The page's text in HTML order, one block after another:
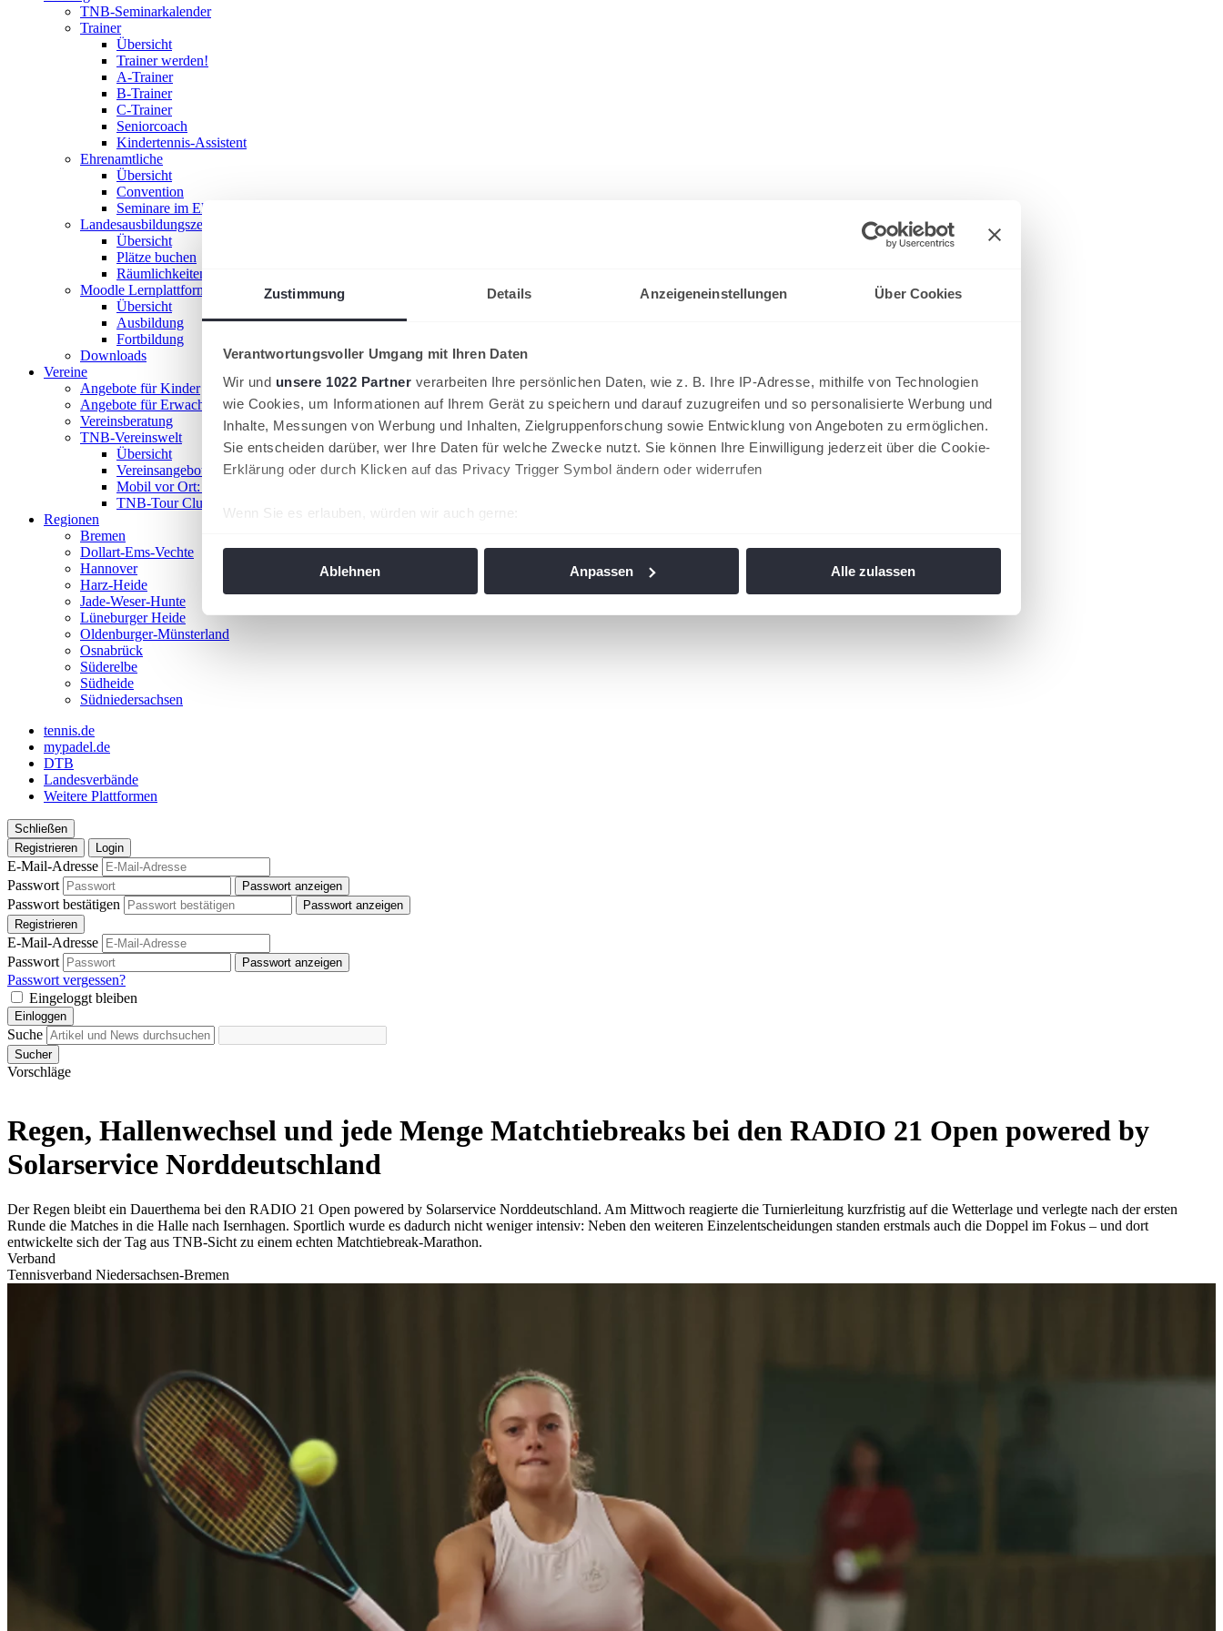
Zustimmung Details Anzeigeneinstellungen Über Cookies
Verantwortungsvoller Umgang mit Ihren Daten
Wir und unsere 1022 Partner verarbeiten Ihre persönlichen Daten, wie z. B. Ihre IP-Adresse, mithilfe von Technologien
wie Cookies, um Informationen auf Ihrem Gerät zu speichern und darauf zuzugreifen und so personalisierte Werbung und
Inhalte, Messungen von Werbung und Inhalten, Zielgruppenforschung sowie Entwicklung von Angeboten zu ermöglichen.
Sie entscheiden darüber, wer Ihre Daten für welche Zwecke nutzt. Sie können Ihre Einwilligung jederzeit über die Cookie-
Erklärung oder durch Klicken auf das Privacy Trigger Symbol ändern oder widerrufen
Wenn Sie es erlauben, würden wir auch gerne:
Ablehnen Anpassen Alle zulassen
TNB-Seminarkalender
Trainer
Übersicht
Trainer werden!
A-Trainer
B-Trainer
C-Trainer
Seniorcoach
Kindertennis-Assistent
Ehrenamtliche
Übersicht
Convention
Seminare im Ehrenamt
Landesausbildungszentrum
Übersicht
Plätze buchen
Räumlichkeiten nutzen
Moodle Lernplattform
Übersicht
Ausbildung
Fortbildung
Downloads
Vereine
Angebote für Kinder
Angebote für Erwachsene
Vereinsberatung
TNB-Vereinswelt
Übersicht
Vereinsangebote
Mobil vor Ort: Das TNB-Mobil
TNB-Tour Clubs
Regionen
Bremen
Dollart-Ems-Vechte
Hannover
Harz-Heide
Jade-Weser-Hunte
Lüneburger Heide
Oldenburger-Münsterland
Osnabrück
Süderelbe
Südheide
Südniedersachsen
tennis.de
mypadel.de
DTB
Landesverbände
Weitere Plattformen
Schließen
Registrieren
Login
E-Mail-Adresse
Passwort
Passwort anzeigen
Passwort bestätigen
Passwort anzeigen
Registrieren
E-Mail-Adresse
Passwort
Passwort anzeigen
Passwort vergessen?
Eingeloggt bleiben
Einloggen
Suche
Sucher
Vorschläge
Regen, Hallenwechsel und jede Menge Matchtiebreaks bei den RADIO 21 Open powered by
Solarservice Norddeutschland
Der Regen bleibt ein Dauerthema bei den RADIO 21 Open powered by Solarservice Norddeutschland. Am Mittwoch reagierte die Turnierleitung kurzfristig auf die Wetterlage und verlegte nach der ersten
Runde die Matches in die Halle nach Isernhagen. Sportlich wurde es dadurch nicht weniger intensiv: Neben den weiteren Einzelentscheidungen standen erstmals auch die Doppel im Fokus – und dort
entwickelte sich der Tag aus TNB-Sicht zu einem echten Matchtiebreak-Marathon.
Verband
Tennisverband Niedersachsen-Bremen